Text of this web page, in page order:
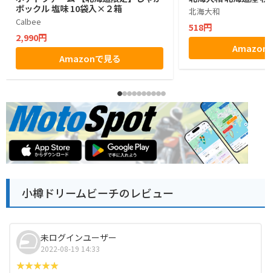
ポックル 塩味 10袋入×２箱
Calbee
2,990円
Amazonで見る
北海大和
518円
Amazon
小樽ドリームビーチのレビュー
未ログインユーザー
2022-08-19 14:33